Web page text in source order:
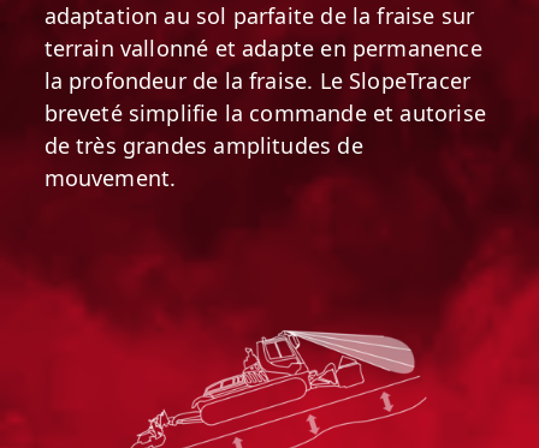
Le moteur électrique n'a pas seulement
un excellent rendement, mais garantit
aussi un couple élevé constant. De
cette manière, la puissance est
immédiatement disponible également à
bas régime-moteur, ce qui procure aux
commandes du PistenBully 600 E+ une
nouvelle grâce à une poussée de 16 %
Le meilleur de deux systèmes : notre
moteur diesel-électrique
La seule dameuse à moteur diesel-
électrique au monde satisfait à la
adaptation au sol parfaite de la fraise sur
terrain vallonné et adapte en permanence
la profondeur de la fraise. Le SlopeTracer
breveté simplifie la commande et autorise
de très grandes amplitudes de
mouvement.